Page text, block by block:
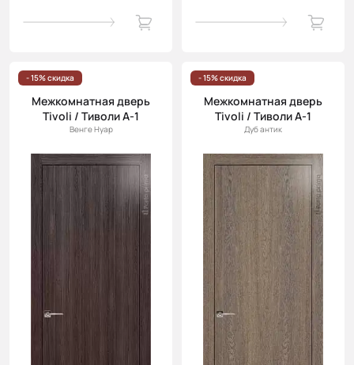
- 15% скидка
Межкомнатная дверь
Tivoli / Тиволи А-1
Венге Нуар
- 15% скидка
Межкомнатная дверь
Tivoli / Тиволи А-1
Дуб антик